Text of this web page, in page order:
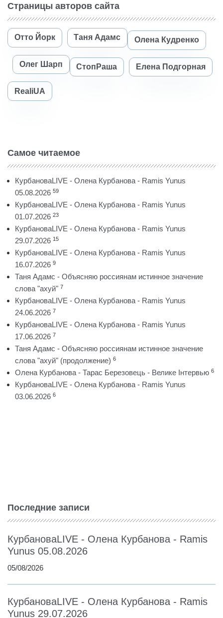
Страницы авторов сайта
Отто Йорк Таня Адамс Олена Кудренко
Олег Шарп СтопРаша Елена Подгорная
RealiUA
Самое читаемое
КурбановаLIVE - Олена Курбанова - Ramis Yunus
05.08.2026 59
КурбановаLIVE - Олена Курбанова - Ramis Yunus
01.07.2026 23
КурбановаLIVE - Олена Курбанова - Ramis Yunus
29.07.2026 15
КурбановаLIVE - Олена Курбанова - Ramis Yunus
16.07.2026 9
Таня Адамс - Объясняю россиянам истинное значение
слова "ахуй" 7
КурбановаLIVE - Олена Курбанова - Ramis Yunus
24.06.2026 7
КурбановаLIVE - Олена Курбанова - Ramis Yunus
17.06.2026 7
Таня Адамс - Объясняю россиянам истинное значение
слова "ахуй" (продолжение) 6
Олена Курбанова - Тарас Березовець - Велике Інтервью 6
КурбановаLIVE - Олена Курбанова - Ramis Yunus
03.06.2026 6
Последние записи
КурбановаLIVE - Олена Курбанова - Ramis
Yunus 05.08.2026
05/08/2026
КурбановаLIVE - Олена Курбанова - Ramis
Yunus 29.07.2026